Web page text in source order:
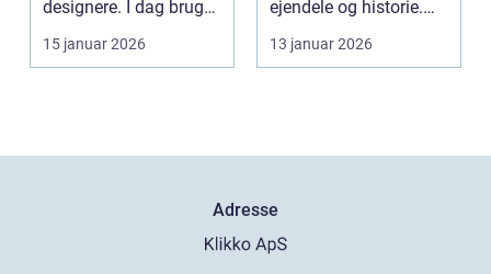
designere. I dag bruger
en lang række
virksomh...
15 januar 2026
ejendele og historie.
For mange pårør...
13 januar 2026
Adresse